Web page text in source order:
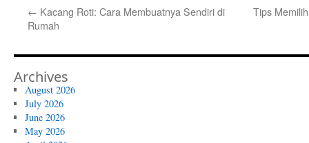
← Kacang Roti: Cara Membuatnya Sendiri di
Rumah
Tips
Archives
August 2026
July 2026
June 2026
May 2026